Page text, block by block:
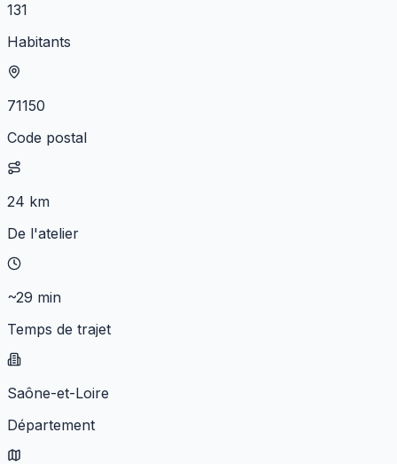
131
Habitants
71150
Code postal
24 km
De l'atelier
~29 min
Temps de trajet
Saône-et-Loire
Département